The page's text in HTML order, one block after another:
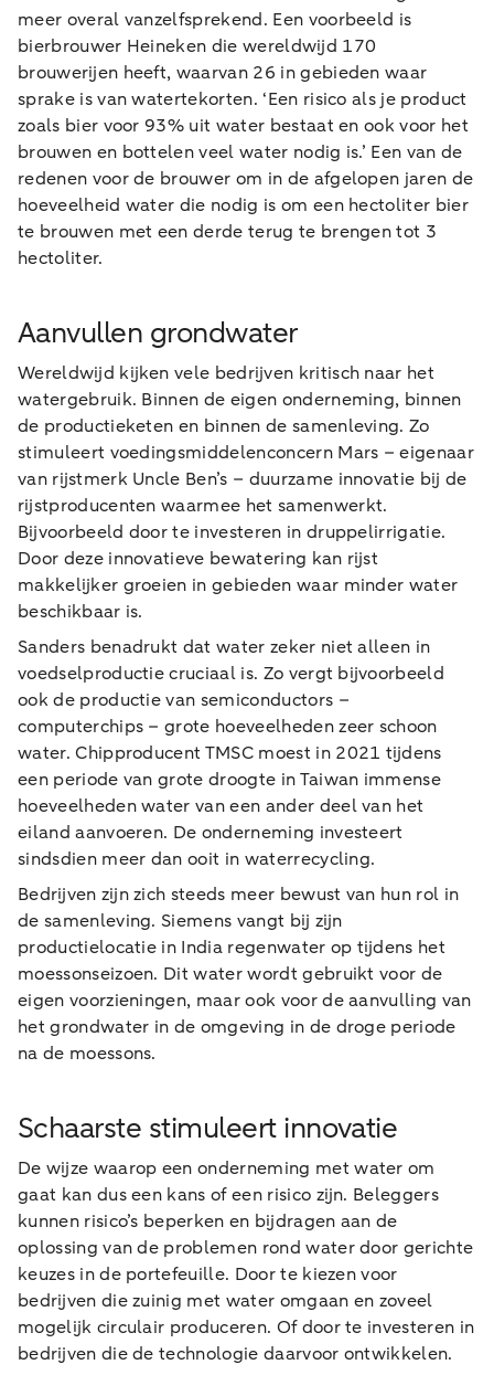
meer overal vanzelfsprekend. Een voorbeeld is
bierbrouwer Heineken die wereldwijd 170
brouwerijen heeft, waarvan 26 in gebieden waar
sprake is van watertekorten. ‘Een risico als je product
zoals bier voor 93% uit water bestaat en ook voor het
brouwen en bottelen veel water nodig is.’ Een van de
redenen voor de brouwer om in de afgelopen jaren de
hoeveelheid water die nodig is om een hectoliter bier
te brouwen met een derde terug te brengen tot 3
hectoliter.
Aanvullen grondwater
Wereldwijd kijken vele bedrijven kritisch naar het
watergebruik. Binnen de eigen onderneming, binnen
de productieketen en binnen de samenleving. Zo
stimuleert voedingsmiddelenconcern Mars – eigenaar
van rijstmerk Uncle Ben’s – duurzame innovatie bij de
rijstproducenten waarmee het samenwerkt.
Bijvoorbeeld door te investeren in druppelirrigatie.
Door deze innovatieve bewatering kan rijst
makkelijker groeien in gebieden waar minder water
beschikbaar is.
Sanders benadrukt dat water zeker niet alleen in
voedselproductie cruciaal is. Zo vergt bijvoorbeeld
ook de productie van semiconductors –
computerchips – grote hoeveelheden zeer schoon
water. Chipproducent TMSC moest in 2021 tijdens
een periode van grote droogte in Taiwan immense
hoeveelheden water van een ander deel van het
eiland aanvoeren. De onderneming investeert
sindsdien meer dan ooit in waterrecycling.
Bedrijven zijn zich steeds meer bewust van hun rol in
de samenleving. Siemens vangt bij zijn
productielocatie in India regenwater op tijdens het
moessonseizoen. Dit water wordt gebruikt voor de
eigen voorzieningen, maar ook voor de aanvulling van
het grondwater in de omgeving in de droge periode
na de moessons.
Schaarste stimuleert innovatie
De wijze waarop een onderneming met water om
gaat kan dus een kans of een risico zijn. Beleggers
kunnen risico’s beperken en bijdragen aan de
oplossing van de problemen rond water door gerichte
keuzes in de portefeuille. Door te kiezen voor
bedrijven die zuinig met water omgaan en zoveel
mogelijk circulair produceren. Of door te investeren in
bedrijven die de technologie daarvoor ontwikkelen.